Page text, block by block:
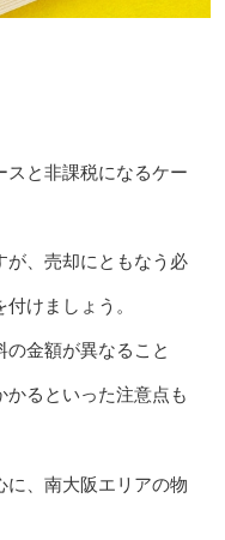
スと非課税になるケー
が、売却にともなう必
けましょう。
の金額が異なること
るといった注意点も
に、南大阪エリアの物